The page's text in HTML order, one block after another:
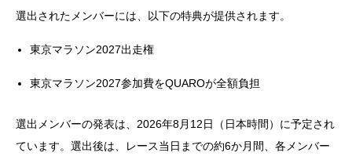
選出されたメンバーには、以下の特典が提供されます。
東京マラソン2027出走権
東京マラソン2027参加費をQUAROが全額負担
選出メンバーの発表は、2026年8月12日（日本時間）に予定され
ています。選出後は、レース当日までの約6か月間、各メンバー